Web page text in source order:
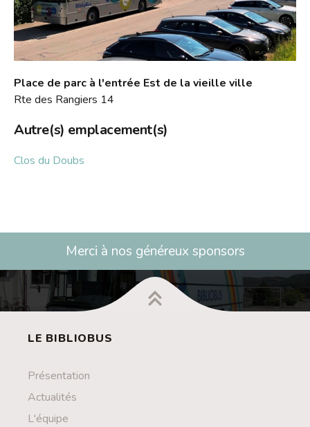
Place de parc à l'entrée Est de la vieille ville
Rte des Rangiers 14
Autre(s) emplacement(s)
Clos du Doubs
Merci à nos généreux sponsors
LE BIBLIOBUS
Présentation
Actualités
L'équipe